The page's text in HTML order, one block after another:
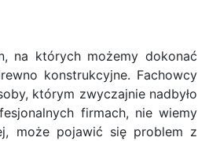
na których możemy dokonać
konstrukcyjne. Fachowcy
którym zwyczajnie nadbyło
firmach, nie wiemy
może pojawić się problem z